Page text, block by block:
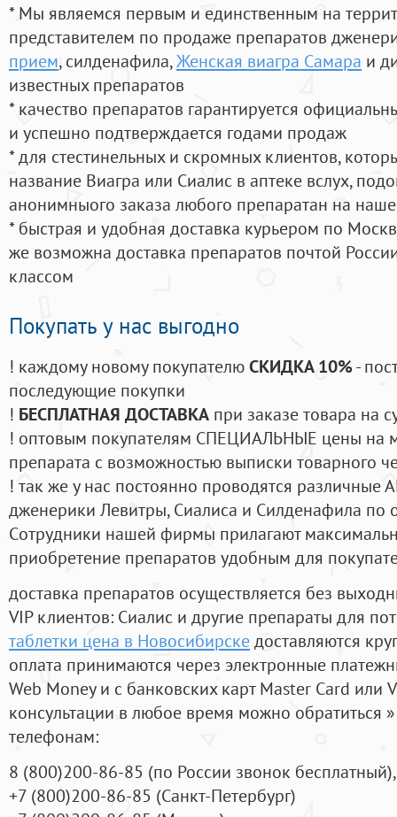
* Мы являемся первым и единственным на
представителем по продаже препаратов
прием, силденафила,Женская виагра Самара и
известных препаратов
* качество препаратов гарантируется
и успешно подтверждается годами продаж
* для стестинельных и скромных клиентов,
название Виагра или Сиалис в аптеке вслух,
анонимныого заказа любого препаратан на
* быстрая и удобная доставка курьером по
же возможна доставка препаратов почтой
классом
Покупать у нас выгодно
! каждому новому покупателюСКИДКА 10%-
последующие покупки
! БЕСПЛАТНАЯ ДОСТАВКА при заказе товара на
! оптовым покупателям СПЕЦИАЛЬНЫЕ цены на
препарата с возможностью выписки товарного
! так же у нас постоянно проводятся
дженерики Левитры, Сиалиса и Силденафила по
Cотрудники нашей фирмы прилагают
приобретение препаратов удобным для
доставка препаратов осуществляется без
VIP клиентов: Сиалис и другие препараты для
таблетки цена в Новосибирскедоставляются
оплата принимаются через электронные
Web Money и с банковских карт Master Card или
консультации в любое время можно обратиться
телефонам:
8 (800)200-86-85 (по России звонок бесплатный),
+7 (800)200-86-85 (Санкт-Петербург)